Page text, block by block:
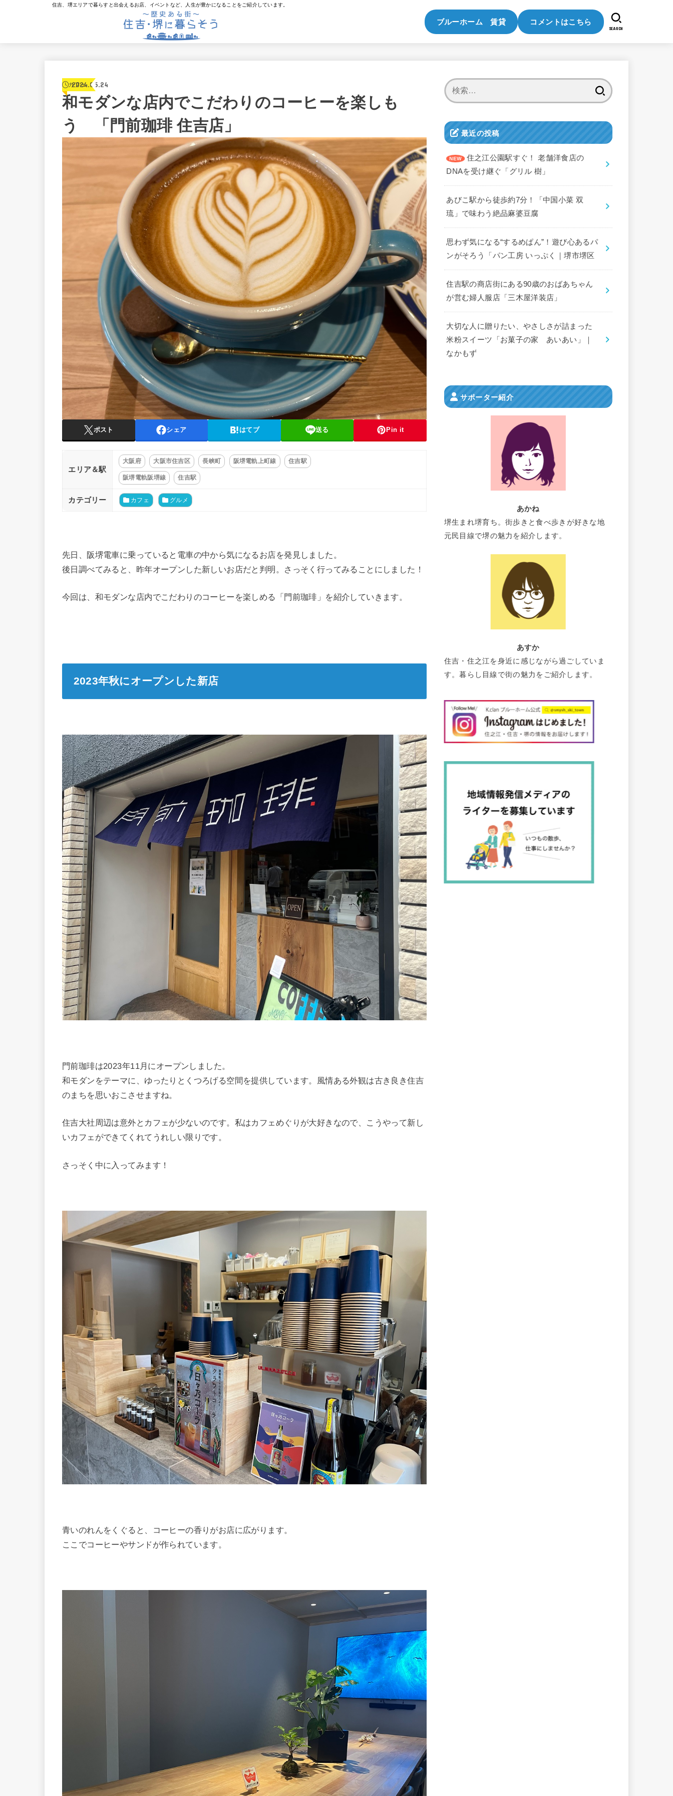
住吉、堺エリアで暮らすと出会えるお店、イベントなど、人生が豊かになることをご紹介しています。
ブルーホーム 賃貸 コメントはこちら
SEARCH
カフェ
2024.05.24
和モダンな店内でこだわりのコーヒーを楽しも
う 「門前珈琲 住吉店」
ポスト シェア はてブ 送る Pin it
エリア＆駅
大阪府 大阪市住吉区 長峡町 阪堺電軌上町線 住吉駅
阪堺電軌阪堺線 住吉駅
カテゴリー カフェ グルメ
先日、阪堺電車に乗っていると電車の中から気になるお店を発見しました。
後日調べてみると、昨年オープンした新しいお店だと判明。さっそく行ってみることにしました！
今回は、和モダンな店内でこだわりのコーヒーを楽しめる「門前珈琲」を紹介していきます。
2023年秋にオープンした新店
門前珈琲は2023年11月にオープンしました。
和モダンをテーマに、ゆったりとくつろげる空間を提供しています。風情ある外観は古き良き住吉
のまちを思いおこさせますね。
住吉大社周辺は意外とカフェが少ないのです。私はカフェめぐりが大好きなので、こうやって新し
いカフェができてくれてうれしい限りです。
さっそく中に入ってみます！
青いのれんをくぐると、コーヒーの香りがお店に広がります。
ここでコーヒーやサンドが作られています。
最近の投稿
住之江公園駅すぐ！ 老舗洋食店の
DNAを受け継ぐ「グリル 樹」
あびこ駅から徒歩約7分！「中国小菜 双
琉」で味わう絶品麻婆豆腐
思わず気になる“するめぱん”！遊び心あるパ
ンがそろう「パン工房 いっぷく｜堺市堺区
住吉駅の商店街にある90歳のおばあちゃん
が営む婦人服店「三木屋洋装店」
大切な人に贈りたい、やさしさが詰まった
米粉スイーツ「お菓子の家 あいあい」｜
なかもず
サポーター紹介
あかね
堺生まれ堺育ち。街歩きと食べ歩きが好きな地
元民目線で堺の魅力を紹介します。
あすか
住吉・住之江を身近に感じながら過ごしていま
す。暮らし目線で街の魅力をご紹介します。